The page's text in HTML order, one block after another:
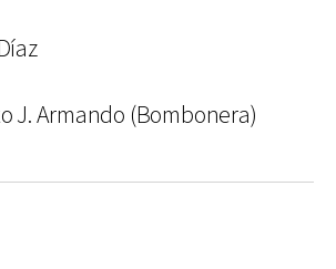
J. Armando (Bombonera)